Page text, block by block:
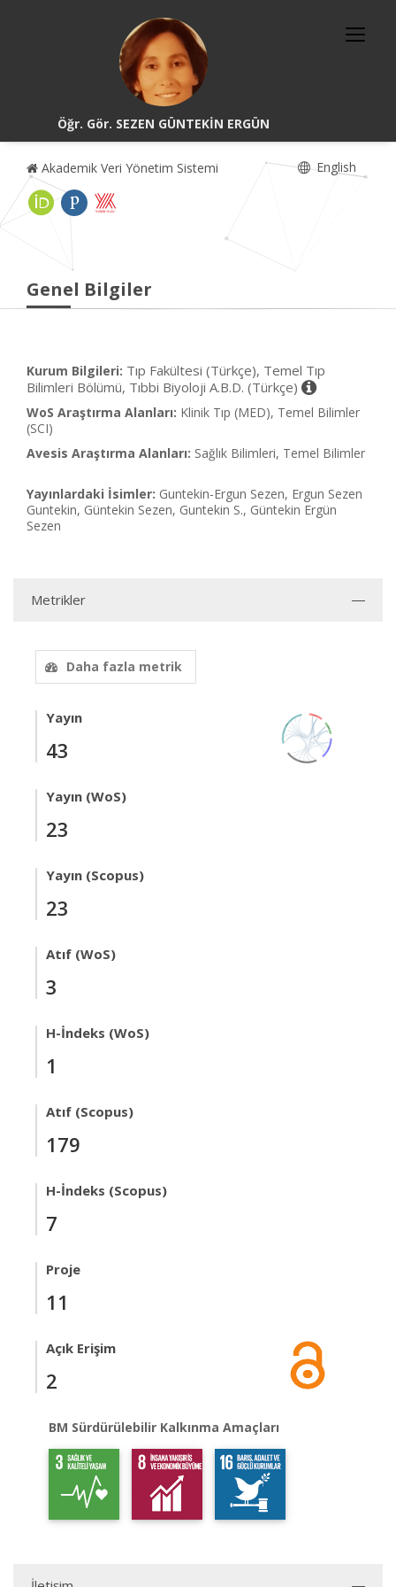
Öğr. Gör. SEZEN GÜNTEKİN ERGÜN
Akademik Veri Yönetim Sistemi English
Genel Bilgiler
Kurum Bilgileri: Tıp Fakültesi (Türkçe), Temel Tıp
Bilimleri Bölümü, Tıbbi Biyoloji A.B.D. (Türkçe)
WoS Araştırma Alanları: Klinik Tıp (MED), Temel Bilimler
(SCI)
Avesis Araştırma Alanları: Sağlık Bilimleri, Temel Bilimler
Yayınlardaki İsimler: Guntekin-Ergun Sezen, Ergun Sezen
Guntekin, Güntekin Sezen, Guntekin S., Güntekin Ergün
Sezen
Metrikler
Daha fazla metrik
Yayın
43
Yayın (WoS)
23
Yayın (Scopus)
23
Atıf (WoS)
3
H-İndeks (WoS)
1
Atıf (Scopus)
179
H-İndeks (Scopus)
7
Proje
11
Açık Erişim
2
BM Sürdürülebilir Kalkınma Amaçları